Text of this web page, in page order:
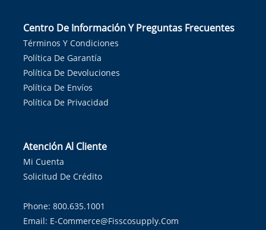
Centro De Información Y Preguntas Frecuentes
Términos Y Condiciones
Política De Garantía
Política De Devoluciones
Política De Envíos
Política De Privacidad
Atención Al Cliente
Mi Cuenta
Solicitud De Crédito
Phone: 800.635.1001
Email: E-Commerce@fisscosupply.com